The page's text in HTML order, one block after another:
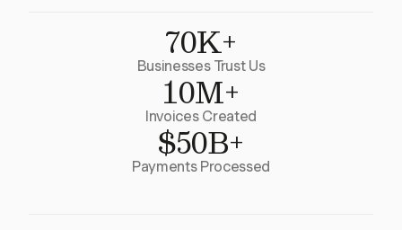
70K+
Businesses Trust Us
10M+
Invoices Created
$50B+
Payments Processed